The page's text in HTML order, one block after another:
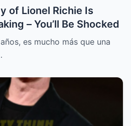
of Lionel Richie Is
– You’ll Be Shocked
es mucho más que una